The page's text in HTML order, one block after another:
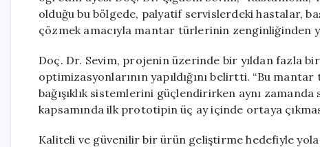
olduğu bu bölgede, palyatif servislerdeki hastalar,
çözmek amacıyla mantar türlerinin zenginliğinden
Doç. Dr. Sevim, projenin üzerinde bir yıldan fazla
optimizasyonlarının yapıldığını belirtti. “Bu
bağışıklık sistemlerini güçlendirirken aynı zamanda
kapsamında ilk prototipin üç ay içinde ortaya
Kaliteli ve güvenilir bir ürün geliştirme hedefiyle yola